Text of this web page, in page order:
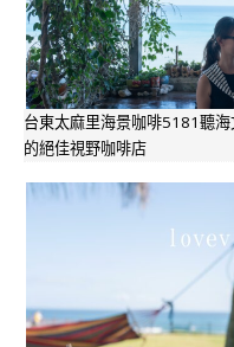
台東太麻里海景咖啡5181聽
的絕佳視野咖啡店